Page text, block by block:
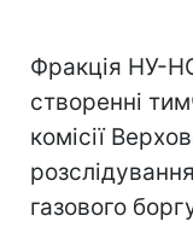
Фракція НУ-
створенні
комісії
газового